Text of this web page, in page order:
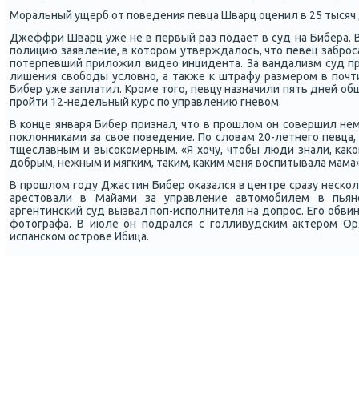
Моральный ущерб от поведения певца Шварц оценил в 25
Джеффри Шварц уже не в первый раз подает в суд на Бибера.
полицию заявление, в котором утверждалось, что певец
потерпевший приложил видео инцидента. За вандализм суд
лишения свободы условно, а также к штрафу размером в
Бибер уже заплатил. Кроме того, певцу назначили пять дней
пройти 12-недельный курс по управлению гневом.
В конце января Бибер признал, что в прошлом он совершил
поклонниками за свое поведение. По словам 20-летнего
тщеславным и высокомерным. «Я хочу, чтобы люди знали,
добрым, нежным и мягким, таким, каким меня воспитывала
В прошлом году Джастин Бибер оказался в центре сразу
арестовали в Майами за управление автомобилем в
аргентинский суд вызвал поп-исполнителя на допрос. Его
фотографа. В июле он подрался с голливудским актером
испанском острове Ибица.